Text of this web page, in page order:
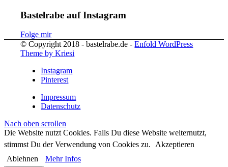
Bastelrabe auf Instagram
Folge mir
© Copyright 2018 - bastelrabe.de -Enfold WordPress
Theme by Kriesi
Instagram
Pinterest
Impressum
Datenschutz
Nach oben scrollen
Die Website nutzt Cookies. Falls Du diese Website weiternutzt,
stimmst Du der Verwendung von Cookies zu.
Akzeptieren
Ablehnen
Mehr Infos